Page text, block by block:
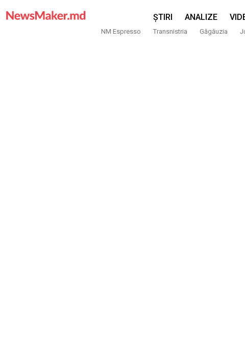
ȘTIRI ANALIZE
NM Espresso Transnistria Găgăuzia